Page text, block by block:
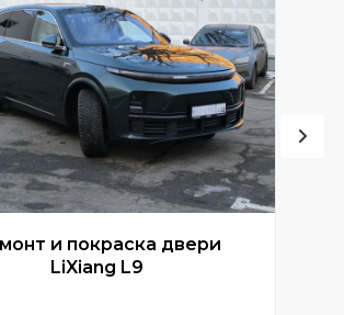
и покраска двери
LiXiang L9